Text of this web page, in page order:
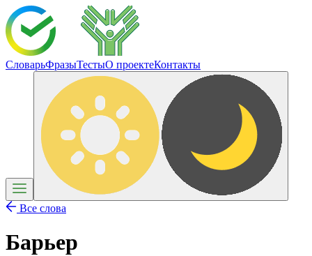
СловарьФразыТестыО проектеКонтакты
Все слова
Барьер